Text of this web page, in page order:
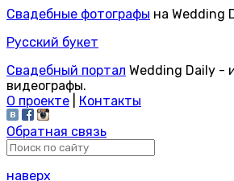
Свадебные фотографы на Wedding
Русский букет
Свадебный портал Wedding Daily -
видеографы.
О проекте
Контакты
Обратная связь
наверх